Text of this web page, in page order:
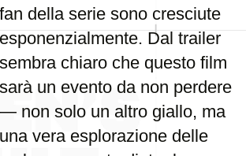
fan della serie sono cresciute
esponenzialmente. Dal trailer
sembra chiaro che questo film
sarà un evento da non perdere
— non solo un altro giallo, ma
una vera esplorazione delle